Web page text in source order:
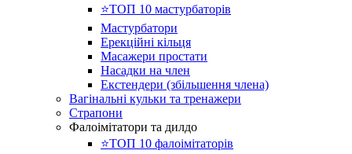
⭐️ТОП 10 мастурбаторів
Мастурбатори
Ерекційні кільця
Масажери простати
Насадки на член
Екстендери (збільшення члена)
Вагінальні кульки та тренажери
Страпони
Фалоімітатори та дилдо
⭐️ТОП 10 фалоімітаторів